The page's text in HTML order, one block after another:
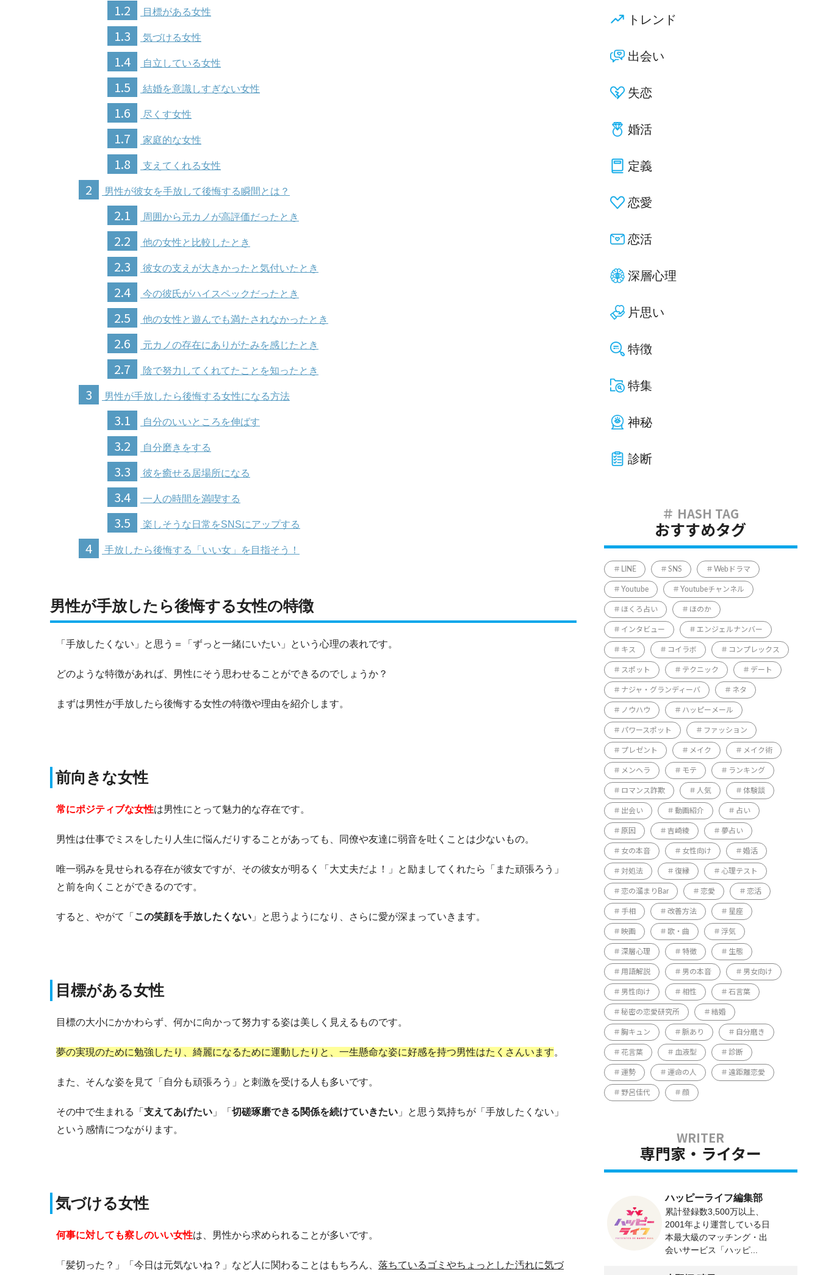
1.2 目標がある女性
1.3 気づける女性
1.4 自立している女性
1.5 結婚を意識しすぎない女性
1.6 尽くす女性
1.7 家庭的な女性
1.8 支えてくれる女性
2 男性が彼女を手放して後悔する瞬間とは？
2.1 周囲から元カノが高評価だったとき
2.2 他の女性と比較したとき
2.3 彼女の支えが大きかったと気付いたとき
2.4 今の彼氏がハイスペックだったとき
2.5 他の女性と遊んでも満たされなかったとき
2.6 元カノの存在にありがたみを感じたとき
2.7 陰で努力してくれてたことを知ったとき
3 男性が手放したら後悔する女性になる方法
3.1 自分のいいところを伸ばす
3.2 自分磨きをする
3.3 彼を癒せる居場所になる
3.4 一人の時間を満喫する
3.5 楽しそうな日常をSNSにアップする
4 手放したら後悔する「いい女」を目指そう！
男性が手放したら後悔する女性の特徴
「手放したくない」と思う＝「ずっと一緒にいたい」という心理の表れです。
どのような特徴があれば、男性にそう思わせることができるのでしょうか？
まずは男性が手放したら後悔する女性の特徴や理由を紹介します。
前向きな女性
常にポジティブな女性は男性にとって魅力的な存在です。
男性は仕事でミスをしたり人生に悩んだりすることがあっても、同僚や友達に弱音を吐くことは少ないもの。
唯一弱みを見せられる存在が彼女ですが、その彼女が明るく「大丈夫だよ！」と励ましてくれたら「また頑張ろう」
と前を向くことができるのです。
すると、やがて「 この笑顔を手放したくない 」と思うようになり、さらに愛が深まっていきます。
目標がある女性
目標の大小にかかわらず、何かに向かって努力する姿は美しく見えるものです。
夢の実現のために勉強したり、綺麗になるために運動したりと、一生懸命な姿に好感を持つ男性はたくさんいます。
また、そんな姿を見て「自分も頑張ろう」と刺激を受ける人も多いです。
その中で生まれる「 支えてあげたい 」「 切磋琢磨できる関係を続けていきたい 」と思う気持ちが「手放したくない」
という感情につながります。
気づける女性
何事に対しても察しのいい女性は、男性から求められることが多いです。
「髪切った？」「今日は元気ないね？」など人に関わることはもちろん、 落ちているゴミやちょっとした汚れに気づ
トレンド
出会い
失恋
婚活
定義
恋愛
恋活
深層心理
片思い
特徴
特集
神秘
診断
おすすめタグ
LINE SNS Webドラマ
Youtube Youtubeチャンネル
ほくろ占い ほのか
インタビュー エンジェルナンバー
キス コイラボ コンプレックス
スポット テクニック デート
ナジャ・グランディーバ ネタ
ノウハウ ハッピーメール
パワースポット ファッション
プレゼント メイク メイク術
メンヘラ モテ ランキング
ロマンス詐欺 人気 体験談
出会い 動画紹介 占い
原因 吉崎綾 夢占い
女の本音 女性向け 婚活
対処法 復縁 心理テスト
恋の溜まりBar 恋愛 恋活
手相 改善方法 星座
映画 歌・曲 浮気
深層心理 特徴 生態
用語解説 男の本音 男女向け
男性向け 相性 石言葉
秘密の恋愛研究所 結婚
胸キュン 脈あり 自分磨き
花言葉 血液型 診断
運勢 運命の人 遠距離恋愛
野呂佳代 顔
専門家・ライター
ハッピーライフ編集部
累計登録数3,500万以上、
2001年より運営している日
本最大級のマッチング・出
会いサービス「ハッピ...